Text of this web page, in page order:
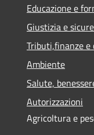
Educazione e
Giustizia e
Tributi,finanze
Ambiente
Salute,
Autorizzazioni
Agricoltura e